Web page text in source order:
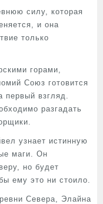
силу, которая
и она
только
горами,
Союз готовится
первый взгляд.
разгадать
узнает истинную
маги. Он
но будет
ему это ни стоило.
Севера, Элайна